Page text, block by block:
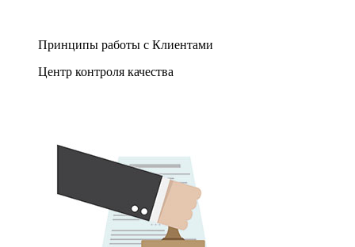
Принципы работы с Клиентами
Центр контроля качества